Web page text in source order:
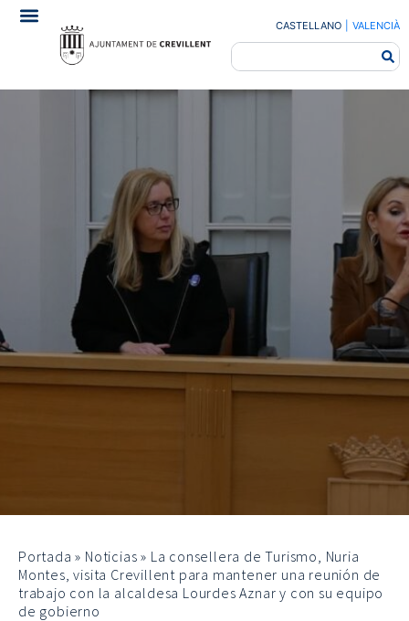
CASTELLANO VALENCIÀ
Portada » Noticias » La consellera de Turismo, Nuria
Montes, visita Crevillent para mantener una reunión de
trabajo con la alcaldesa Lourdes Aznar y con su equipo
de gobierno